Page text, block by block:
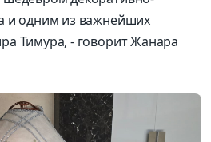
и одним из важнейших
Тимура, - говорит Жанара